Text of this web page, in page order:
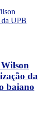
da
baiano